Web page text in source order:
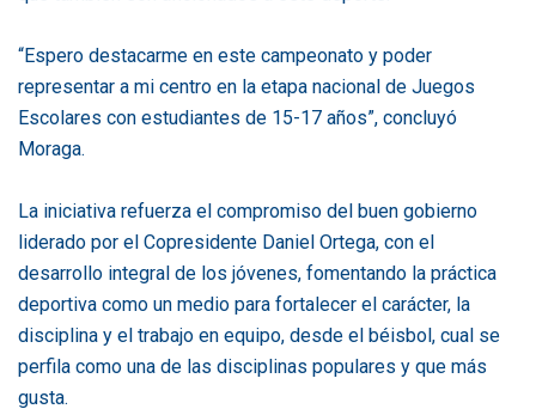
“Espero destacarme en este campeonato y poder
representar a mi centro en la etapa nacional de Juegos
Escolares con estudiantes de 15-17 años”, concluyó
Moraga.
La iniciativa refuerza el compromiso del buen gobierno
liderado por el Copresidente Daniel Ortega, con el
desarrollo integral de los jóvenes, fomentando la práctica
deportiva como un medio para fortalecer el carácter, la
disciplina y el trabajo en equipo, desde el béisbol, cual se
perfila como una de las disciplinas populares y que más
gusta.